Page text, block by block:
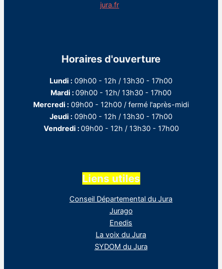
jura.fr
Horaires d'ouverture
Lundi : 09h00 - 12h / 13h30 - 17h00
Mardi :09h00 - 12h/ 13h30 - 17h00
Mercredi : 09h00 - 12h00 / fermé l'après-midi
Jeudi : 09h00 - 12h / 13h30 - 17h00
Vendredi :09h00 - 12h / 13h30 - 17h00
Liens utiles
Conseil Départemental du Jura
Jurago
Enedis
La voix du Jura
SYDOM du Jura